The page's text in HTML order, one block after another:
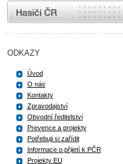
internetové stránky Hasiči ČR
ODKAZY
Úvod
O nás
Kontakty
Zpravodajství
Obvodní ředitelství
Prevence a projekty
Potřebuji si zařídit
Informace o přijetí k PČR
Projekty EU